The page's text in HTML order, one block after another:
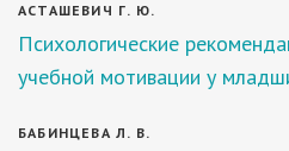
АСТАШЕВИЧ Г. Ю.
Психологические
учебной мотивации у
БАБИНЦЕВА Л. В.